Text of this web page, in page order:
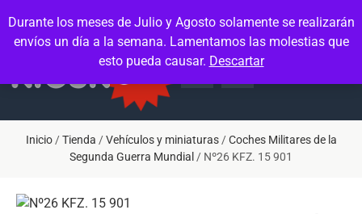
Durante los meses de Julio y Agosto solamente se realizarán
envíos un día a la semana. Lamentamos las molestias que
esto pueda causar. Descartar
Inicio/Tienda /Vehículos y miniaturas/Coches Militares de la
Segunda Guerra Mundial / Nº26 KFZ. 15 901